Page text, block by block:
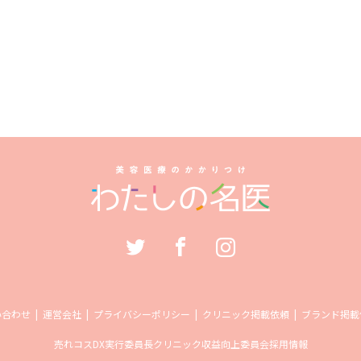
わせ 運営会社 プライバシーポリシー クリニック掲載依頼 ブランド掲
売れコスDX実行委員長クリニック収益向上委員会採用情報